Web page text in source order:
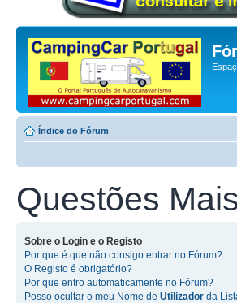
Índice do Fórum
Questões
Sobre o Login e o Registo
Por que é que não consigo entrar no Fórum?
O Registo é obrigatório?
Por que entro automaticamente no Fórum?
Posso ocultar o meu Nome de Utilizador da